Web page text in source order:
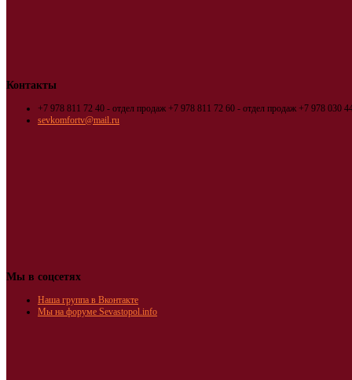
Контакты
+7 978 811 72 40 - отдел продаж +7 978 811 72 60 - отдел продаж +7 978 030
sevkomfortv@mail.ru
Мы в соцсетях
Наша группа в Вконтакте
Мы на форуме Sevastopol.info